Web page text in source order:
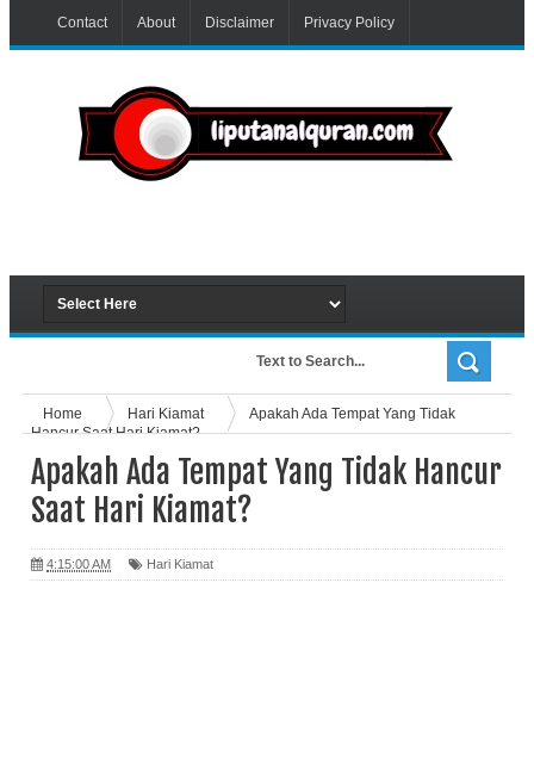
Contact About Disclaimer Privacy Policy
Home Hari Kiamat
Apakah Ada Tempat Yang Tidak
Hancur Saat Hari Kiamat?
Apakah Ada Tempat Yang Tidak Hancur
Saat Hari Kiamat?
4:15:00 AM Hari Kiamat